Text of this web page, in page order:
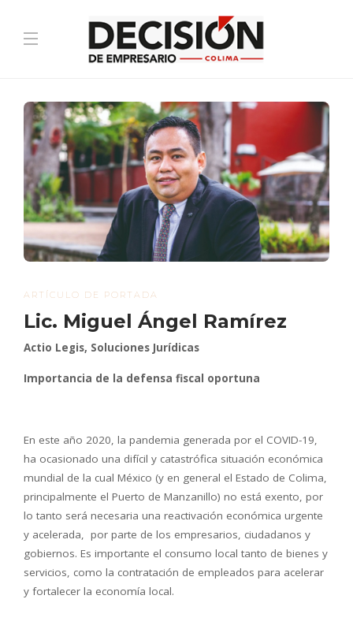
ARTÍCULO DE PORTADA
Lic. Miguel Ángel Ramírez
Actio Legis, Soluciones Jurídicas
Importancia de la defensa fiscal oportuna
En este año 2020, la pandemia generada por el COVID-19,
ha ocasionado una difícil y catastrófica situación económica
mundial de la cual México (y en general el Estado de Colima,
principalmente el Puerto de Manzanillo) no está exento, por
lo tanto será necesaria una reactivación económica urgente
y acelerada, por parte de los empresarios, ciudadanos y
gobiernos. Es importante el consumo local tanto de bienes y
servicios, como la contratación de empleados para acelerar
y fortalecer la economía local.